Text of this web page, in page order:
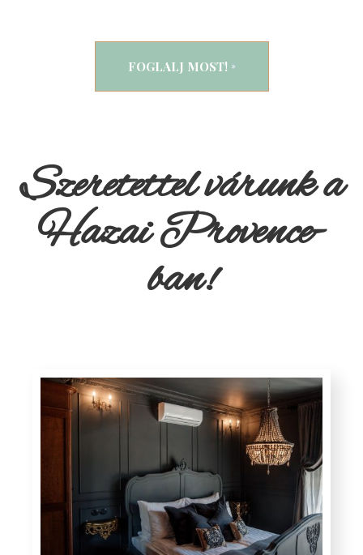
FOGLALJ MOST!
Szeretettel várunk a
Hazai Provence-
ban!